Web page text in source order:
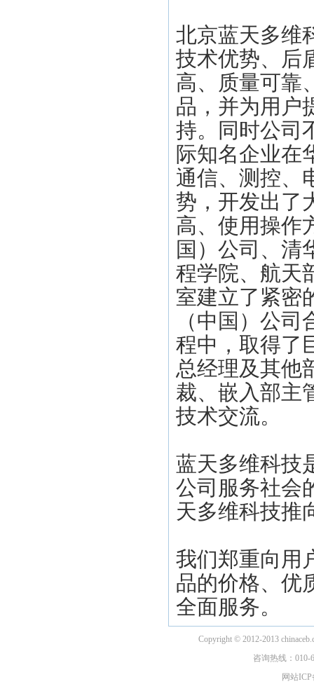
北京蓝天多维
技术优势、后
高、质量可靠
品，并为用户
持。同时公司
际知名企业在
通信、测控、
势，开发出了
高、使用操作
国）公司、清
程学院、航天
室建立了紧密
（中国）公
程中，取得了
总经理及其他
裁、嵌入部主
技术交流。
蓝天多维科技
公司服务社会
天多维科技推
我们郑重向用
品的价格、优
全面服务。
Copyright © 2012-2013
咨询热线：
网站